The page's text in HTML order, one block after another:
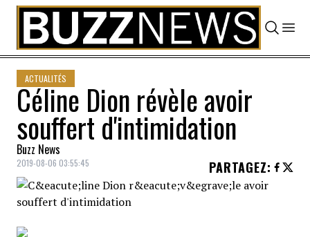
Skip to content
ACTUALITÉS
Céline Dion révèle avoir
souffert d'intimidation
Buzz News
2019-08-06 03:55:45 PARTAGEZ: